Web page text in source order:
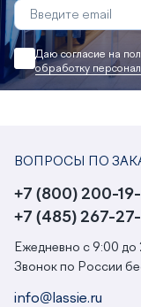
Даю согласие на
обработку
ВОПРОСЫ ПО
+7 (800) 200-
+7 (485) 267-
Ежедневно с 9:00 до
Звонок по России
info@lassie.ru